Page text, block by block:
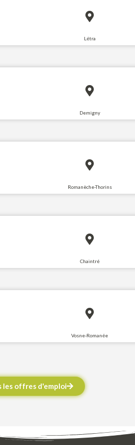
Létra
Demigny
Romanèche-Thorins
Chaintré
Vosne-Romanée
les offres d'emploi